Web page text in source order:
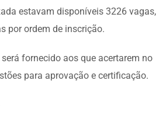
estavam disponíveis 3226 vagas,
por ordem de inscrição.
fornecido aos que acertarem no
para aprovação e certificação.